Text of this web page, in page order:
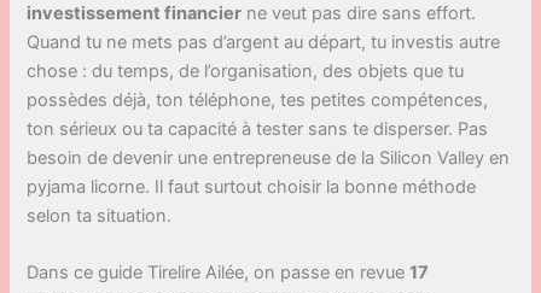
investissement financier ne veut pas dire sans effort.
Quand tu ne mets pas d’argent au départ, tu investis autre
chose : du temps, de l’organisation, des objets que tu
possèdes déjà, ton téléphone, tes petites compétences,
ton sérieux ou ta capacité à tester sans te disperser. Pas
besoin de devenir une entrepreneuse de la Silicon Valley en
pyjama licorne. Il faut surtout choisir la bonne méthode
selon ta situation.
Dans ce guide Tirelire Ailée, on passe en revue17